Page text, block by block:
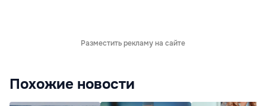
Разместить рекламу на сайте
Похожие новости